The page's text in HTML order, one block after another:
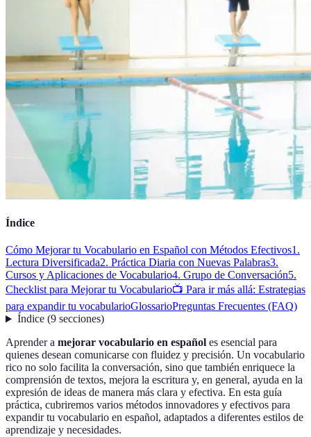
Índice
Cómo Mejorar tu Vocabulario en Español con Métodos Efectivos1.
Lectura Diversificada2. Práctica Diaria con Nuevas Palabras3.
Cursos y Aplicaciones de Vocabulario4. Grupo de Conversación5.
Checklist para Mejorar tu Vocabulario📺 Para ir más allá: Estrategias
para expandir tu vocabularioGlossarioPreguntas Frecuentes (FAQ)
Índice(9 secciones)
Aprender a mejorar vocabulario en español es esencial para
quienes desean comunicarse con fluidez y precisión. Un vocabulario
rico no solo facilita la conversación, sino que también enriquece la
comprensión de textos, mejora la escritura y, en general, ayuda en la
expresión de ideas de manera más clara y efectiva. En esta guía
práctica, cubriremos varios métodos innovadores y efectivos para
expandir tu vocabulario en español, adaptados a diferentes estilos de
aprendizaje y necesidades.